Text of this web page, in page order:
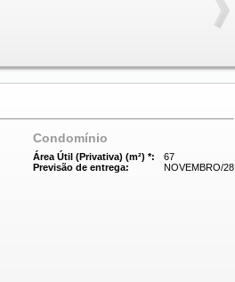
Condomínio
Área Útil (Privativa) (m²) *:
67
Previsão de entrega:
NOVEMBRO/28